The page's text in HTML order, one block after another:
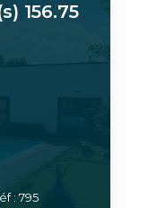
156.75
:795